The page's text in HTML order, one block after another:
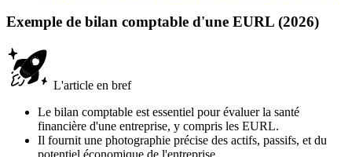
Exemple de bilan comptable d'une EURL (2026)
L'article en bref
Le bilan comptable est essentiel pour évaluer la santé
financière d'une entreprise, y compris les EURL.
Il fournit une photographie précise des actifs, passifs, et du
potentiel économique de l'entreprise.